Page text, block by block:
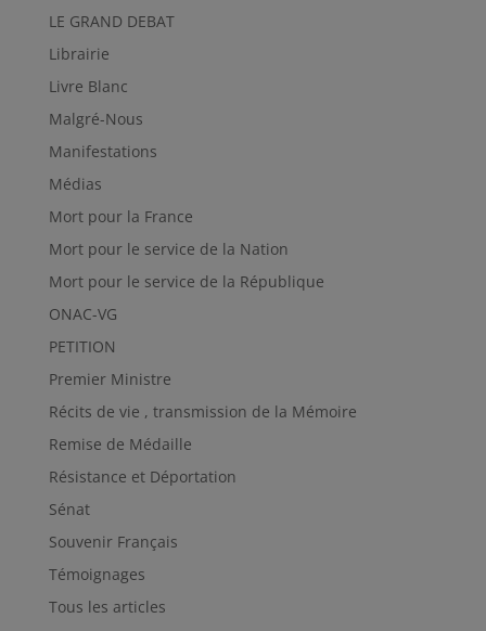
LE GRAND DEBAT
Librairie
Livre Blanc
Malgré-Nous
Manifestations
Médias
Mort pour la France
Mort pour le service de la Nation
Mort pour le service de la République
ONAC-VG
PETITION
Premier Ministre
Récits de vie , transmission de la Mémoire
Remise de Médaille
Résistance et Déportation
Sénat
Souvenir Français
Témoignages
Tous les articles